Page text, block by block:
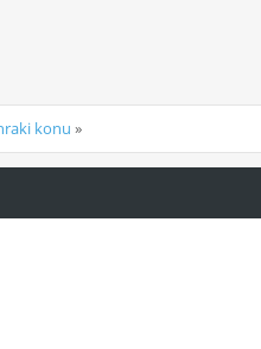
konu »